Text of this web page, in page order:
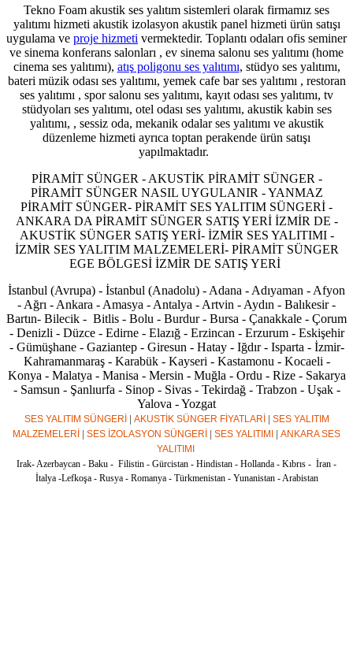
Tekno Foam akustik ses yalıtım sistemleri olarak firmamız ses
yalıtımı hizmeti akustik izolasyon akustik panel hizmeti ürün satışı
uygulama ve proje hizmeti vermektedir. Toplantı odaları ofis seminer
ve sinema konferans salonları , ev sinema salonu ses yalıtımı (home
cinema ses yalıtımı), atış poligonu ses yalıtımı, stüdyo ses yalıtımı,
bateri müzik odası ses yalıtımı, yemek cafe bar ses yalıtımı , restoran
ses yalıtımı , spor salonu ses yalıtımı, kayıt odası ses yalıtımı, tv
stüdyoları ses yalıtımı, otel odası ses yalıtımı, akustik kabin ses
yalıtımı, , sessiz oda, mekanik odalar ses yalıtımı ve akustik
düzenleme hizmeti ayrıca toptan perakende ürün satışı
yapılmaktadır.
PİRAMİT SÜNGER - AKUSTİK PİRAMİT SÜNGER -
PİRAMİT SÜNGER NASIL UYGULANIR - YANMAZ
PİRAMİT SÜNGER- PİRAMİT SES YALITIM SÜNGERİ -
ANKARA DA PİRAMİT SÜNGER SATIŞ YERİ İZMİR DE -
AKUSTİK SÜNGER SATIŞ YERİ- İZMİR SES YALITIMI -
İZMİR SES YALITIM MALZEMELERİ- PİRAMİT SÜNGER
EGE BÖLGESİ İZMİR DE SATIŞ YERİ
İstanbul (Avrupa) - İstanbul (Anadolu) - Adana - Adıyaman - Afyon
- Ağrı - Ankara - Amasya - Antalya - Artvin - Aydın - Balıkesir -
Bartın- Bilecik - Bitlis - Bolu - Burdur - Bursa - Çanakkale - Çorum
- Denizli - Düzce - Edirne - Elazığ - Erzincan - Erzurum - Eskişehir
- Gümüşhane - Gaziantep - Giresun - Hatay - Iğdır - Isparta - İzmir-
Kahramanmaraş - Karabük - Kayseri - Kastamonu - Kocaeli -
Konya - Malatya - Manisa - Mersin - Muğla - Ordu - Rize - Sakarya
- Samsun - Şanlıurfa - Sinop - Sivas - Tekirdağ - Trabzon - Uşak -
Yalova - Yozgat
SES YALITIM SÜNGERİ AKUSTİK SÜNGER FİYATLARİ
SES YALITIM
MALZEMELERİ
SES İZOLASYON SÜNGERİ SES YALITIMI
ANKARA SES
YALITIMI
Irak- Azerbaycan - Baku - Filistin - Gürcistan - Hindistan - Hollanda - Kıbrıs - İran -
İtalya -Lefkoşa - Rusya - Romanya - Türkmenistan - Yunanistan - Arabistan